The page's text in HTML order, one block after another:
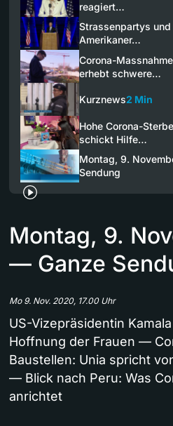
reagiert…
Strassenpartys
Amerikaner…
Corona-
erhebt schwere…
Kurznews2 Min
Hohe Corona-
schickt Hilfe…
Montag, 9.
Sendung
Montag, 9.
— Ganze
Mo 9. Nov. 2020, 17.00 Uhr
US-Vizepräsidentin
Hoffnung der Frauen —
Baustellen: Unia spricht
— Blick nach Peru: Was
anrichtet